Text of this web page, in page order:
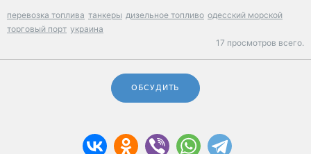
перевозка топлива танкеры дизельное топливо одесский морской
торговый порт украина
17 просмотров всего.
ОБСУДИТЬ